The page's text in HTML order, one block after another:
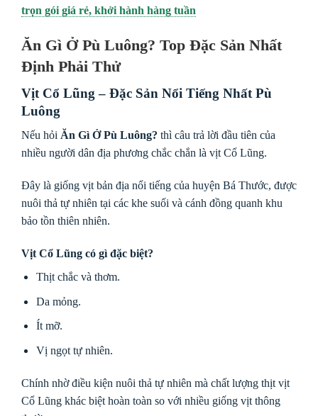
trọn gói giá rẻ, khởi hành hàng tuần
Ăn Gì Ở Pù Luông? Top Đặc Sản Nhất
Định Phải Thử
Vịt Cổ Lũng – Đặc Sản Nổi Tiếng Nhất Pù
Luông
Nếu hỏi Ăn Gì Ở Pù Luông? thì câu trả lời đầu tiên của
nhiều người dân địa phương chắc chắn là vịt Cổ Lũng.
Đây là giống vịt bản địa nổi tiếng của huyện Bá Thước, được
nuôi thả tự nhiên tại các khe suối và cánh đồng quanh khu
bảo tồn thiên nhiên.
Vịt Cổ Lũng có gì đặc biệt?
Thịt chắc và thơm.
Da mỏng.
Ít mỡ.
Vị ngọt tự nhiên.
Chính nhờ điều kiện nuôi thả tự nhiên mà chất lượng thịt vịt
Cổ Lũng khác biệt hoàn toàn so với nhiều giống vịt thông